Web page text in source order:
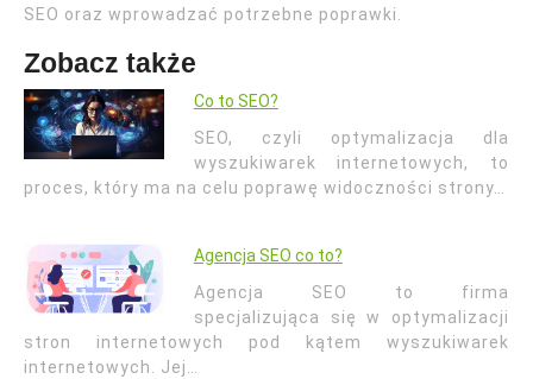
SEO oraz wprowadzać potrzebne poprawki.
Zobacz także
Co to SEO?
SEO, czyli optymalizacja dla
wyszukiwarek internetowych, to
proces, który ma na celu poprawę widoczności strony…
Agencja SEO co to?
Agencja SEO to firma
specjalizująca się w optymalizacji
stron internetowych pod kątem wyszukiwarek
internetowych. Jej…